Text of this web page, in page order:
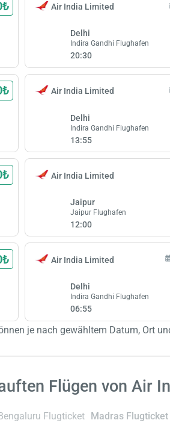
Air India Limited
Delhi
Indira Gandhi Flughafen
20:30
Air India Limited
Delhi
Indira Gandhi Flughafen
13:55
Air India Limited
Jaipur
Jaipur Flughafen
12:00
Air India Limited
Delhi
Indira Gandhi Flughafen
06:55
je nach gewähltem Datum, Ort
Flügen von Air
Flugticket Madras Flugticket